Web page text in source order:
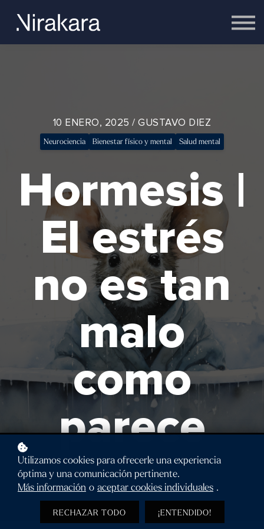
10 ENERO, 2025 / GUSTAVO DIEZ
Neurociencia Bienestar físico y mental Salud mental
Hormesis |
El estrés
no es tan
malo
como
parece
Utilizamos cookies para ofrecerle una experiencia
óptima y una comunicación pertinente.
Más información o aceptar cookies individuales .
RECHAZAR TODO ¡ENTENDIDO!